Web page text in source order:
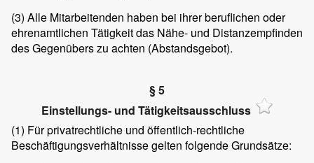
(3) Alle Mitarbeitenden haben bei ihrer beruflichen oder
ehrenamtlichen Tätigkeit das Nähe- und Distanzempfinden
des Gegenübers zu achten (Abstandsgebot).
§ 5
Einstellungs- und Tätigkeitsausschluss
(1) Für privatrechtliche und öffentlich-rechtliche
Beschäftigungsverhältnisse gelten folgende Grundsätze: